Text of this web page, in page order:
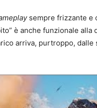
sempre frizzante e
è anche funzionale alla
arriva, purtroppo,